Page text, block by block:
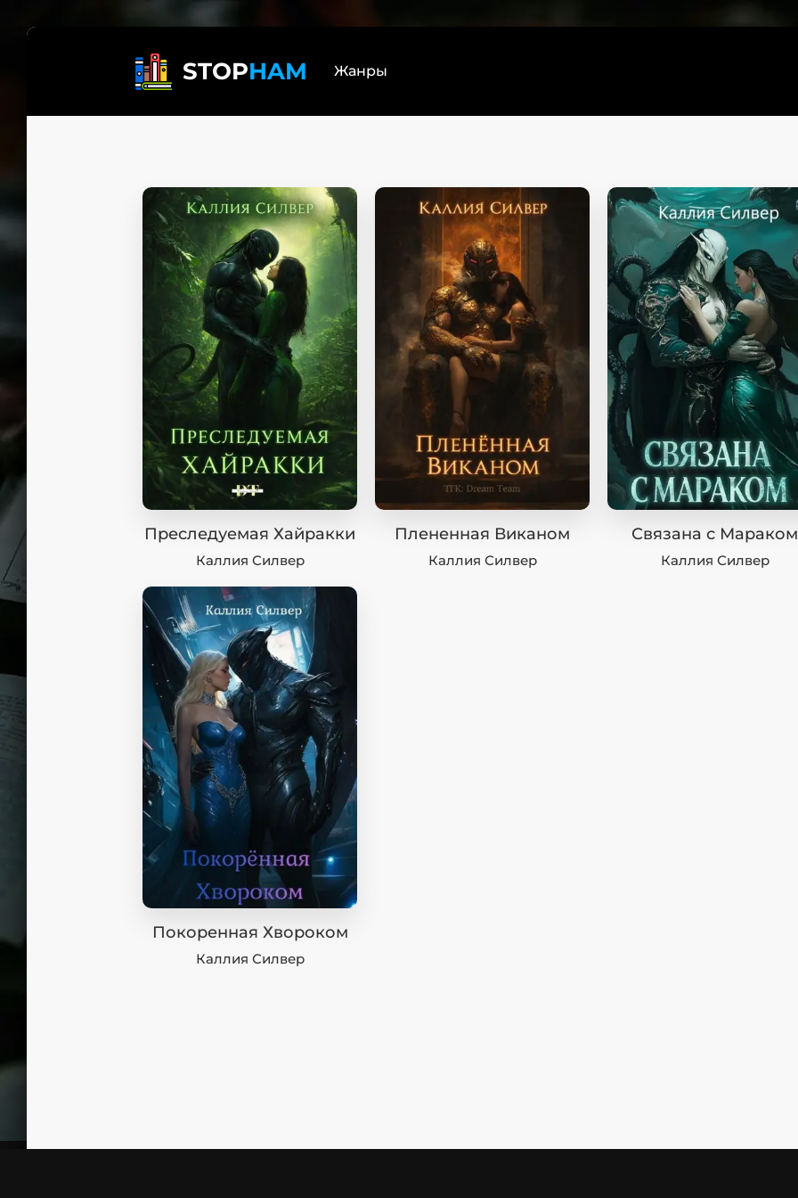
STOPHAM Жанры
бояръ-аниме
Детективы
Триллеры
Эзотерика
Книги про бизнес
Саморазвитие
Боевики
Юмор
Любовные романы
Фанфики
Мистика и ужасы
Эротика
Фэнтези
Постапокалипсис
Антиутопия
Преследуемая Хайракки
Каллия Силвер
Плененная Виканом
Каллия Силвер
Связана с Мараком
Каллия Силвер
Покоренная Хвороком
Каллия Силвер